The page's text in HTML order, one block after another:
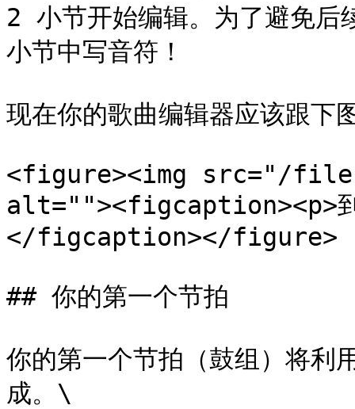
2 小节开始编辑。为了避免后
小节中写音符！
现在你的歌曲编辑器应该跟下
<figure><img src="/files/
alt=""><figcaption><p>到
</figcaption></figure>
## 你的第一个节拍
你的第一个节拍（鼓组）将利
成。\